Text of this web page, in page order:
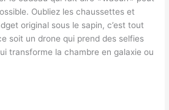
Oubliez les chaussettes et
original sous le sapin, c’est tout
soit un drone qui prend des selfies
transforme la chambre en galaxie ou